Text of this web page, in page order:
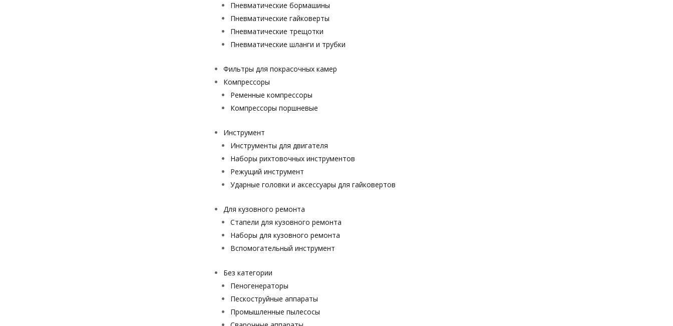
Пневматические бормашины
Пневматические гайковерты
Пневматические трещотки
Пневматические шланги и трубки
Фильтры для покрасочных камер
Компрессоры
Ременные компрессоры
Компрессоры поршневые
Инструмент
Инструменты для двигателя
Наборы рихтовочных инструментов
Режущий инструмент
Ударные головки и аксессуары для гайковертов
Для кузовного ремонта
Стапели для кузовного ремонта
Наборы для кузовного ремонта
Вспомогательный инструмент
Без категории
Пеногенераторы
Пескоструйные аппараты
Промышленные пылесосы